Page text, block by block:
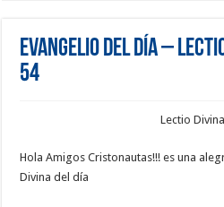
Evangelio del día –
54
Lectio
Hola Amigos Cristonautas!!! es una
Divina del día